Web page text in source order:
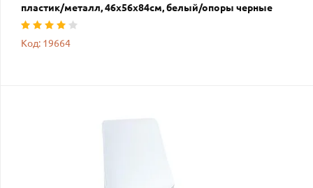
пластик/металл, 46x56x84cм, белый/опоры черные
Код: 19664